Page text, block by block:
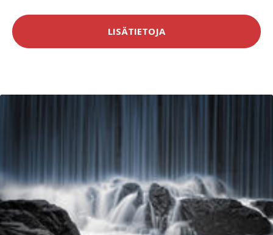
LISÄTIETOJA